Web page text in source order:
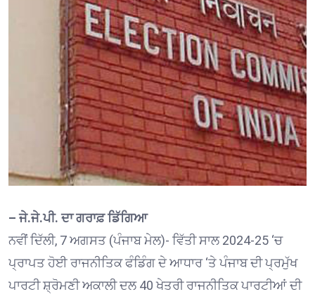
– ਜੇ.ਜੇ.ਪੀ. ਦਾ ਗਰਾਫ਼ ਡਿੱਗਿਆ
ਨਵੀਂ ਦਿੱਲੀ, 7 ਅਗਸਤ (ਪੰਜਾਬ ਮੇਲ)- ਵਿੱਤੀ ਸਾਲ 2024-25 ‘ਚ
ਪ੍ਰਾਪਤ ਹੋਈ ਰਾਜਨੀਤਿਕ ਫੰਡਿੰਗ ਦੇ ਆਧਾਰ ‘ਤੇ ਪੰਜਾਬ ਦੀ ਪ੍ਰਮੁੱਖ
ਪਾਰਟੀ ਸ਼੍ਰੋਮਣੀ ਅਕਾਲੀ ਦਲ 40 ਖੇਤਰੀ ਰਾਜਨੀਤਿਕ ਪਾਰਟੀਆਂ ਦੀ